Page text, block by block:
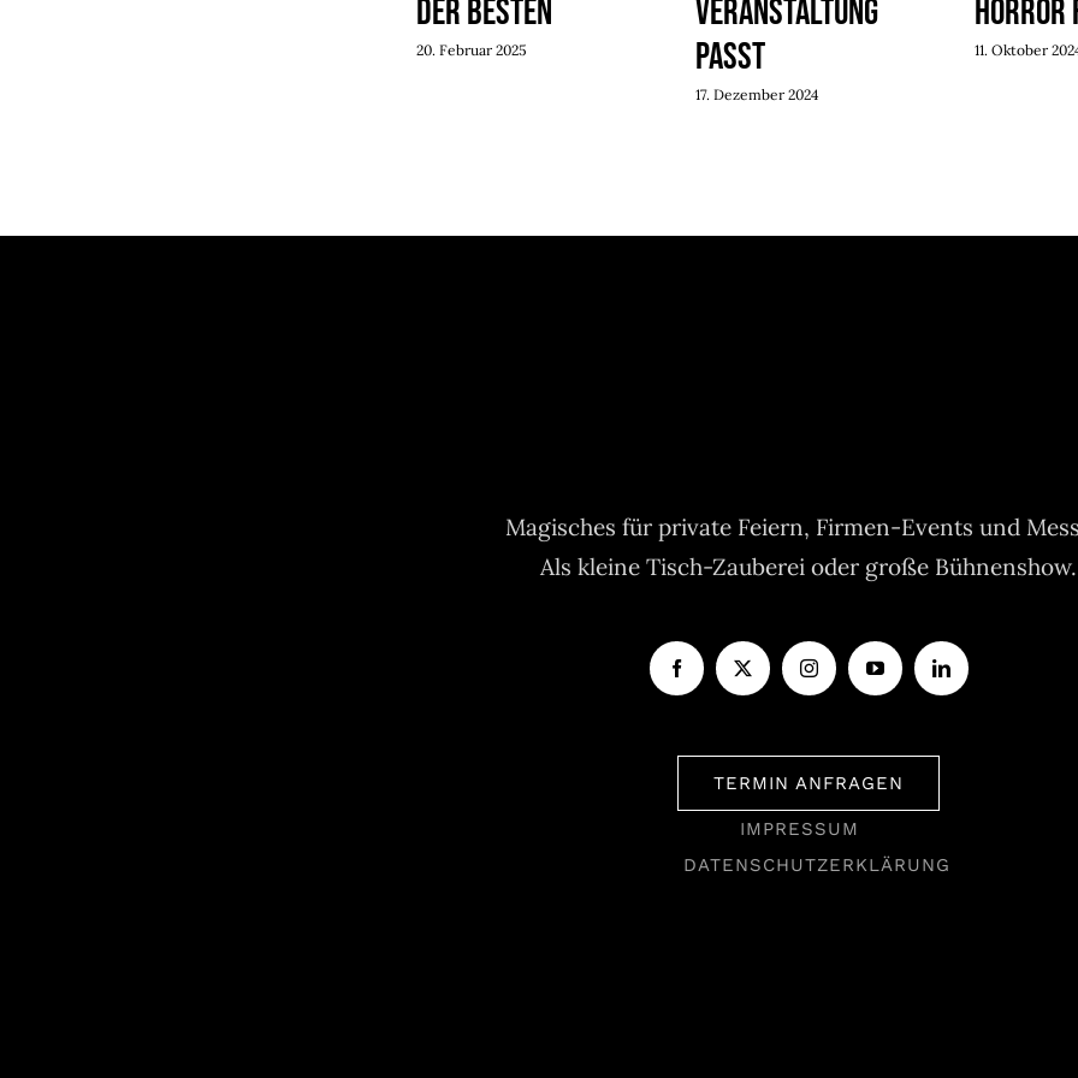
der Besten
20. Februar 2025
Veranstaltung
passt
17. Dezember 2024
Horror
11. Oktober
Magisches für private Feiern, Firmen-Events und
Als kleine Tisch-Zauberei oder große Bühnenshow.
TERMIN ANFRAGEN
IMPRESSUM
DATENSCHUTZERKLÄRUNG